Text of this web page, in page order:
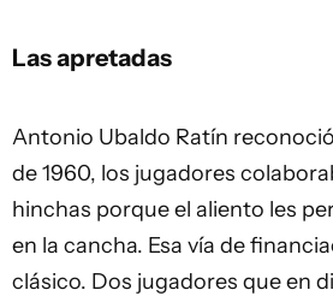
Las apretadas
Antonio Ubaldo Ratín
de 1960, los jugadores
hinchas porque el aliento les
en la cancha. Esa vía de
clásico. Dos jugadores que en